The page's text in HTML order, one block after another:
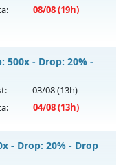
08/08(19h)
500x - Drop: 20% -
03/08(13h)
04/08(13h)
Hút Máu AE ơi
- Drop: 20% - Drop